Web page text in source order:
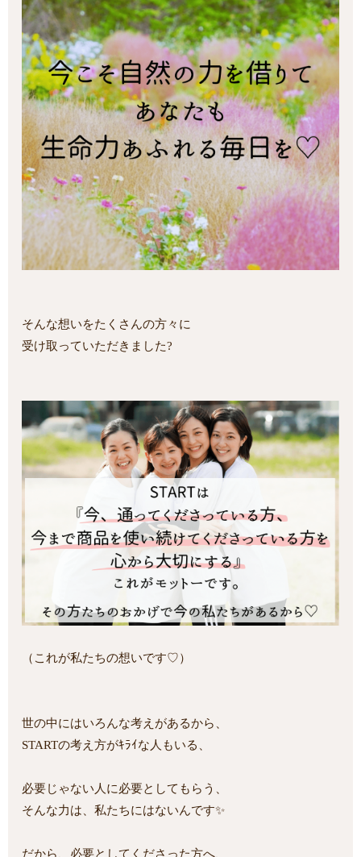
そんな想いをたくさんの方々に
受け取っていただきました?
（これが私たちの想いです♡）
世の中にはいろんな考えがあるから、
STARTの考え方がｷﾗｲな人もいる、
必要じゃない人に必要としてもらう、
そんな力は、私たちにはないんです✨
だから、必要としてくださった方へ、